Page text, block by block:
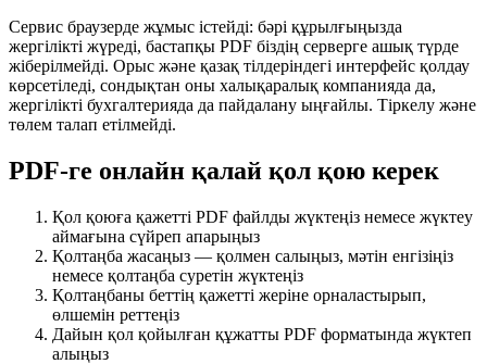
Сервис браузерде жұмыс істейді: бәрі құрылғыңызда
жергілікті жүреді, бастапқы PDF біздің серверге ашық түрде
жіберілмейді. Орыс және қазақ тілдеріндегі интерфейс қолдау
көрсетіледі, сондықтан оны халықаралық компанияда да,
жергілікті бухгалтерияда да пайдалану ыңғайлы. Тіркелу және
төлем талап етілмейді.
PDF-ге онлайн қалай қол қою керек
Қол қоюға қажетті PDF файлды жүктеңіз немесе жүктеу
аймағына сүйреп апарыңыз
Қолтаңба жасаңыз — қолмен салыңыз, мәтін енгізіңіз
немесе қолтаңба суретін жүктеңіз
Қолтаңбаны беттің қажетті жеріне орналастырып,
өлшемін реттеңіз
Дайын қол қойылған құжатты PDF форматында жүктеп
алыңыз